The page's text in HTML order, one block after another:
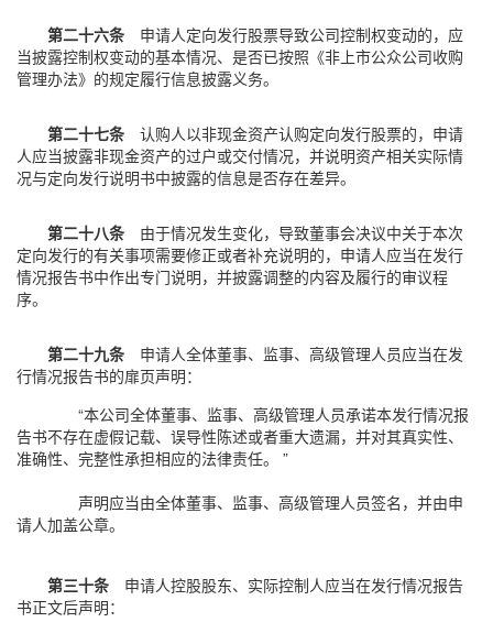
第二十六条 申请人定向发行股票导致公司控制权变动的，应
当披露控制权变动的基本情况、是否已按照《非上市公众公司收购
管理办法》的规定履行信息披露义务。
第二十七条 认购人以非现金资产认购定向发行股票的，申请
人应当披露非现金资产的过户或交付情况，并说明资产相关实际情
况与定向发行说明书中披露的信息是否存在差异。
第二十八条 由于情况发生变化，导致董事会决议中关于本次
定向发行的有关事项需要修正或者补充说明的，申请人应当在发行
情况报告书中作出专门说明，并披露调整的内容及履行的审议程
序。
第二十九条 申请人全体董事、监事、高级管理人员应当在发
行情况报告书的扉页声明：
“本公司全体董事、监事、高级管理人员承诺本发行情况报
告书不存在虚假记载、误导性陈述或者重大遗漏，并对其真实性、
准确性、完整性承担相应的法律责任。 ”
声明应当由全体董事、监事、高级管理人员签名，并由申
请人加盖公章。
第三十条 申请人控股股东、实际控制人应当在发行情况报告
书正文后声明：